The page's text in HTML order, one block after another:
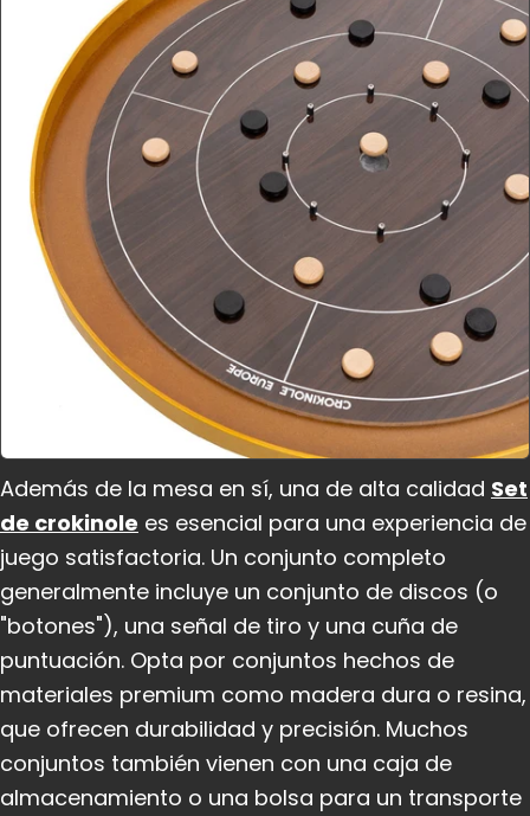
Además de la mesa en sí, una de alta calidad Set
de crokinole es esencial para una experiencia de
juego satisfactoria. Un conjunto completo
generalmente incluye un conjunto de discos (o
"botones"), una señal de tiro y una cuña de
puntuación. Opta por conjuntos hechos de
materiales premium como madera dura o resina,
que ofrecen durabilidad y precisión. Muchos
conjuntos también vienen con una caja de
almacenamiento o una bolsa para un transporte